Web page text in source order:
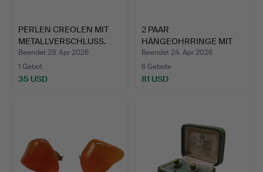
PERLEN CREOLEN MIT
METALLVERSCHLUSS.
Beendet 29. Apr 2026
1 Gebot
35 USD
2 PAAR
HÄNGEOHRRINGE MIT
PERLEN, VERSILBER…
Beendet 24. Apr 2026
6 Gebote
81 USD